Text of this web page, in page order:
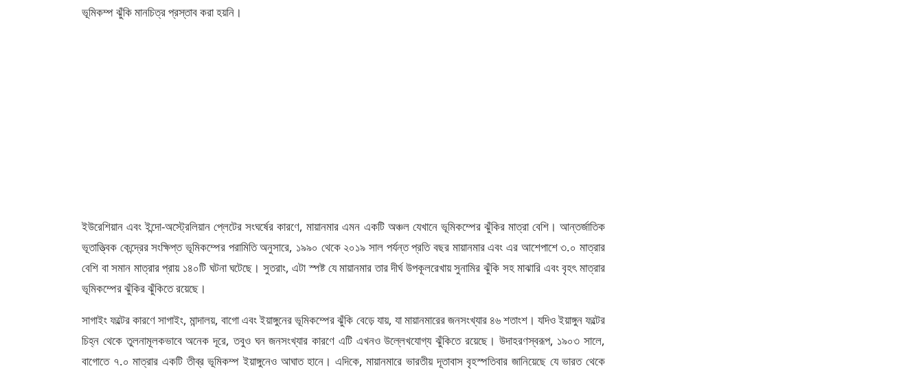
ভূমিকম্প ঝুঁকি মানচিত্র প্রস্তাব করা হয়নি।
ইউরেশিয়ান এবং ইন্দো-অস্ট্রেলিয়ান প্লেটের সংঘর্ষের কারণে, মায়ানমার এমন একটি অঞ্চল যেখানে ভূমিকম্পের ঝুঁকির মাত্রা বেশি। আন্তর্জাতিক
ভূতাত্ত্বিক কেন্দ্রের সংক্ষিপ্ত ভূমিকম্পের পরামিতি অনুসারে, ১৯৯০ থেকে ২০১৯ সাল পর্যন্ত প্রতি বছর মায়ানমার এবং এর আশেপাশে ৩.০ মাত্রার
বেশি বা সমান মাত্রার প্রায় ১৪০টি ঘটনা ঘটেছে। সুতরাং, এটা স্পষ্ট যে মায়ানমার তার দীর্ঘ উপকূলরেখায় সুনামির ঝুঁকি সহ মাঝারি এবং বৃহৎ মাত্রার
ভূমিকম্পের ঝুঁকির ঝুঁকিতে রয়েছে।
সাগাইং ফল্টের কারণে সাগাইং, মান্দালয়, বাগো এবং ইয়াঙ্গুনের ভূমিকম্পের ঝুঁকি বেড়ে যায়, যা মায়ানমারের জনসংখ্যার ৪৬ শতাংশ। যদিও ইয়াঙ্গুন ফল্টের
চিহ্ন থেকে তুলনামূলকভাবে অনেক দূরে, তবুও ঘন জনসংখ্যার কারণে এটি এখনও উল্লেখযোগ্য ঝুঁকিতে রয়েছে। উদাহরণস্বরূপ, ১৯০৩ সালে,
বাগোতে ৭.০ মাত্রার একটি তীব্র ভূমিকম্প ইয়াঙ্গুনেও আঘাত হানে। এদিকে, মায়ানমারে ভারতীয় দূতাবাস বৃহস্পতিবার জানিয়েছে যে ভারত থেকে